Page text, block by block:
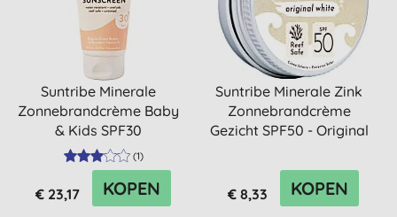
Suntribe Minerale
Zonnebrandcrème Baby
& Kids SPF30
(1)
€ 23,17 KOPEN
Suntribe Minerale Zink
Zonnebrandcrème
Gezicht SPF50 - Original
€ 8,33 KOPEN